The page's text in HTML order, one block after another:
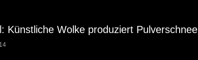
Künstliche Wolke produziert